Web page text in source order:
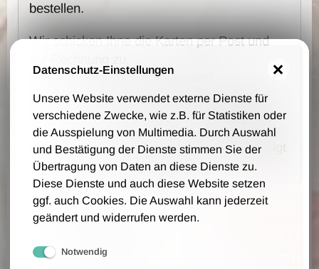
bestellen.
Wir schicken Ihne die Karten per Post und
Es fallen keine Vorverkaufs- und
Bearbeitungsgebühren an - wir berechnen
lediglich 1,00 € Portokosten pro Bestellung.
Die Bestellung, Lieferung und Zahlung erfolgt
auf Grundlage unsere AGB.
Ihre Daten
Datenschutz-Einstellungen
Unsere Website verwendet externe Dienste für
verschiedene Zwecke, wie z.B. für Statistiken oder
die Ausspielung von Multimedia. Durch Auswahl
und Bestätigung der Dienste stimmen Sie der
Übertragung von Daten an diese Dienste zu.
Diese Dienste und auch diese Website setzen
ggf. auch Cookies. Die Auswahl kann jederzeit
geändert und widerrufen werden.
Notwendig